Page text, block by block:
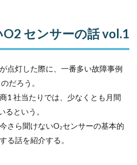
センサーの話 vol.1
点灯した際に、一番多い故障事例
だろう。
1 社当たりでは、少なくとも月間
るという。
さら聞けないO₂センサーの基本的
る話を紹介する。